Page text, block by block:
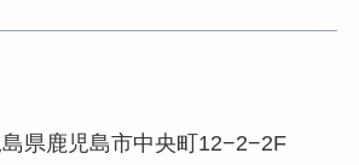
県鹿児島市中央町12−2−2F